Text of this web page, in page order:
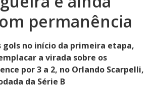
permanência
gols no início da primeira etapa,
a virada sobre os
por 3 a 2, no Orlando Scarpelli,
da Série B